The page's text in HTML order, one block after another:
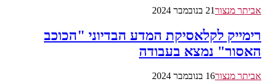
אביתר מנצור21 בנובמבר 2024
רימייק לקלאסיקת המדע הבדיוני "הכוכב
האסור" נמצא בעבודה
אביתר מנצור16 בנובמבר 2024